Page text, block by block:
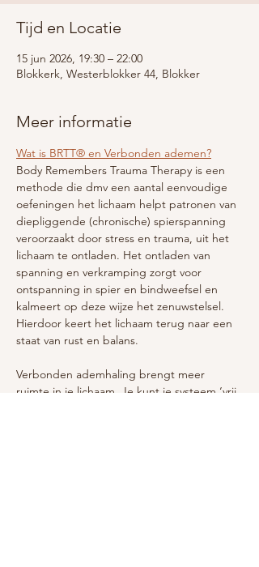
Tijd en Locatie
15 jun 2026, 19:30 – 22:00
Blokkerk, Westerblokker 44, Blokker
Meer informatie
Wat is BRTT® en Verbonden ademen?
Body Remembers Trauma Therapy is een
methode die dmv een aantal eenvoudige
oefeningen het lichaam helpt patronen van
diepliggende (chronische) spierspanning
veroorzaakt door stress en trauma, uit het
lichaam te ontladen. Het ontladen van
spanning en verkramping zorgt voor
ontspanning in spier en bindweefsel en
kalmeert op deze wijze het zenuwstelsel.
Hierdoor keert het lichaam terug naar een
staat van rust en balans.
Verbonden ademhaling brengt meer
ruimte in je lichaam. Je kunt je systeem ‘vrij